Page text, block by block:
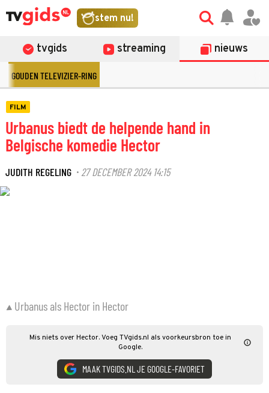
stem nu!
tvgids streaming nieuws
GOUDEN TELEVIZIER-RING
FILM
Urbanus biedt de helpende hand in
Belgische komedie Hector
JUDITH REGELING · 27 DECEMBER 2024 14:15
Urbanus als Hector in Hector
Mis niets over Hector. Voeg TVgids.nl als voorkeursbron toe in
Google.
MAAK TVGIDS.NL JE GOOGLE-FAVORIET